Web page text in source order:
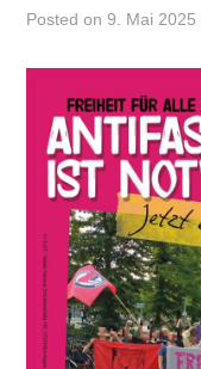
Posted on9. Mai 2025